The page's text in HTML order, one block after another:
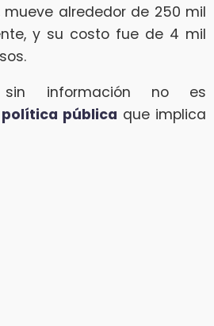
mueve alrededor de 250 mil
y su costo fue de 4 mil
sin información no es
pública que implica